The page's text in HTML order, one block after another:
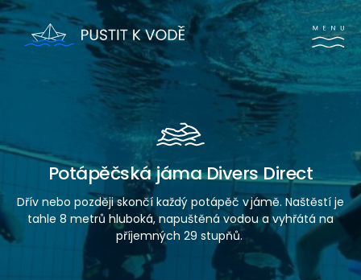
Potápěčská jáma Divers Direct
Dřív nebo později skončí každý potápěč v jámě. Naštěstí je
tahle 8 metrů hluboká, napuštěná vodou a vyhřátá na
příjemných 29 stupňů.